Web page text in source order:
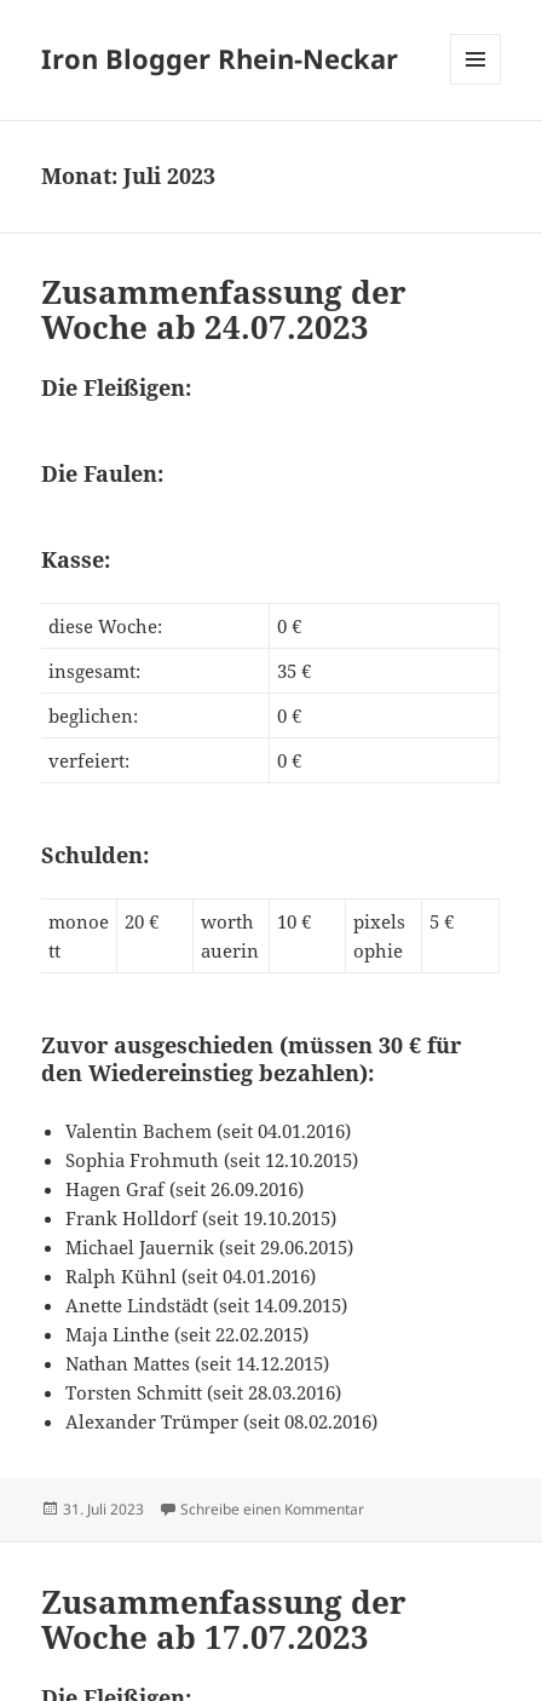
Iron Blogger Rhein-Neckar
Monat:Juli 2023
Zusammenfassung der
Woche ab 24.07.2023
Die Fleißigen:
Die Faulen:
Kasse:
diese Woche:
0 €
insgesamt:
35 €
beglichen:
0 €
verfeiert:
0 €
Schulden:
monoe
tt
20 €
worth
auerin
10 €
pixels
ophie
5 €
Zuvor ausgeschieden (müssen 30 € für
den Wiedereinstieg bezahlen):
Valentin Bachem (seit 04.01.2016)
Sophia Frohmuth (seit 12.10.2015)
Hagen Graf (seit 26.09.2016)
Frank Holldorf (seit 19.10.2015)
Michael Jauernik (seit 29.06.2015)
Ralph Kühnl (seit 04.01.2016)
Anette Lindstädt (seit 14.09.2015)
Maja Linthe (seit 22.02.2015)
Nathan Mattes (seit 14.12.2015)
Torsten Schmitt (seit 28.03.2016)
Alexander Trümper (seit 08.02.2016)
Veröffentlicht
31. Juli 2023 Schreibe einen Kommentarzu Zusammenfassung
Zusammenfassung der
Woche ab 17.07.2023